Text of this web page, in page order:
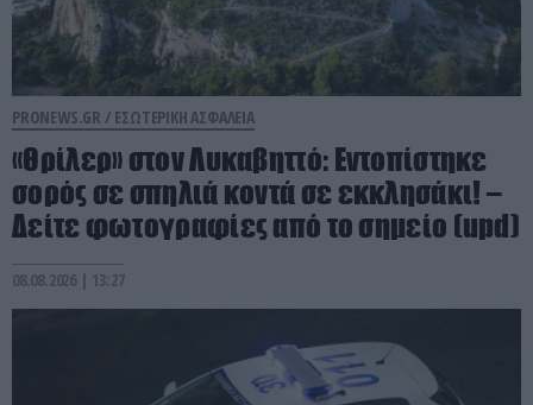
PRONEWS.GR / ΕΣΩΤΕΡΙΚΗ ΑΣΦΑΛΕΙΑ
«Θρίλερ» στον Λυκαβηττό: Εντοπίστηκε
σορός σε σπηλιά κοντά σε εκκλησάκι! –
Δείτε φωτογραφίες από το σημείο (upd)
08.08.2026 | 13:27